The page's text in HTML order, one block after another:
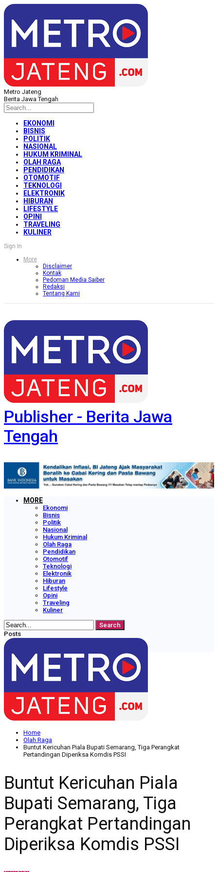
Metro Jateng
Berita Jawa Tengah
EKONOMI
BISNIS
POLITIK
NASIONAL
HUKUM KRIMINAL
OLAH RAGA
PENDIDIKAN
OTOMOTIF
TEKNOLOGI
ELEKTRONIK
HIBURAN
LIFESTYLE
OPINI
TRAVELING
KULINER
Sign In
More
Disclaimer
Kontak
Pedoman Media Saiber
Redaksi
Tentang Kami
Publisher - Berita Jawa
Tengah
MORE
Ekonomi
Bisnis
Politik
Nasional
Hukum Kriminal
Olah Raga
Pendidikan
Otomotif
Teknologi
Elektronik
Hiburan
Lifestyle
Opini
Traveling
Kuliner
Posts
Categories
Tags
Home
Olah Raga
Buntut Kericuhan Piala Bupati Semarang, Tiga Perangkat
Pertandingan Diperiksa Komdis PSSI
Buntut Kericuhan Piala
Bupati Semarang, Tiga
Perangkat Pertandingan
Diperiksa Komdis PSSI